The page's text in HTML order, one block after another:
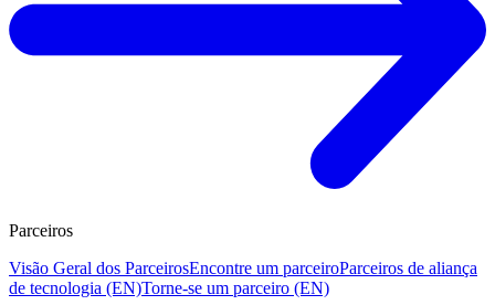
Parceiros
Visão Geral dos ParceirosEncontre um parceiroParceiros de aliança
de tecnologia (EN)Torne-se um parceiro (EN)